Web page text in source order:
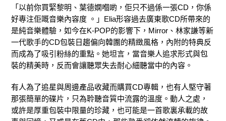
「以前你買緊黎明、葉德嫻嗰啲，佢只不過係一張CD，你係
好專注佢嘅音樂內容度 。」Elia形容過去廣東歌CD所帶來的
是純音樂體驗，如今在K-POP的影響下，Mirror、林家謙等新
一代歌手的CD包裝日趨偏向韓團的精緻風格，內附的特典反
而成為了吸引粉絲的重點。她坦言，當音樂人追求形式與包
裝的精美時，反而會讓聽眾失去耐心細聽當中的內容。
有人為了追星與周邊產品收藏而購買CD專輯，也有人堅守著
那張簡單的碟片，只為聆聽音質中流露的溫度。動人之處，
或許是厚重包裝中限量的珍藏，也可能是一首歌裏承載的故